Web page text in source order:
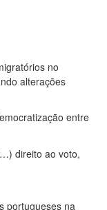
no
alterações
entre
direito ao voto,
portugueses na